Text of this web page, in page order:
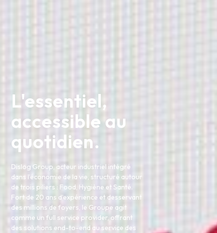
L'essentiel,
accessible au
quotidien.
Dislog Group, acteur industriel intégré
dans l’économie de la vie, structuré autour
de trois piliers : Food, Hygiène et Santé.
Fort de 20 ans d’expérience et desservant
des millions de foyers, le Groupe agit
comme un full service provider, offrant
des solutions end-to-end au service des